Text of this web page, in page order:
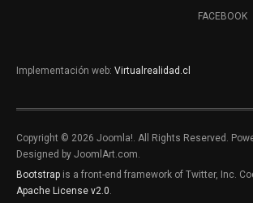
FACEBOOK
Implementación web: Virtualrealidad.cl
Copyright © 2026 Joomla!. All Rights Reserved.
Designed by JoomlArt.com.
Bootstrap is a front-end framework of Twitter, Inc.
Apache License v2.0.